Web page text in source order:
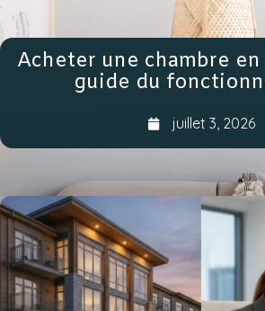
Acheter une chambre en
guide du
juillet 3, 2026